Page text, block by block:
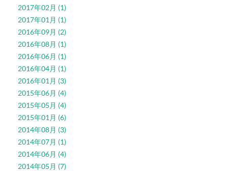
2017年02月 (1)
2017年01月 (1)
2016年09月 (2)
2016年08月 (1)
2016年06月 (1)
2016年04月 (1)
2016年01月 (3)
2015年06月 (4)
2015年05月 (4)
2015年01月 (6)
2014年08月 (3)
2014年07月 (1)
2014年06月 (4)
2014年05月 (7)